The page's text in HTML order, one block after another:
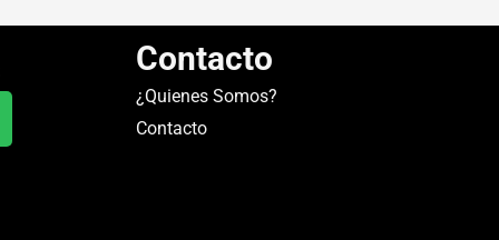
Contacto
¿Quienes Somos?
Contacto